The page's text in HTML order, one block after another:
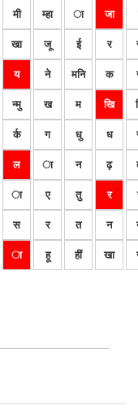
मी म्हा ा जा
खा जू ई र
य ने मनि क
न्मु ख म खि
र्क ग धु ध
ल ा न ढ़
ा ए तु र
स र त न
ा हू हीं खा